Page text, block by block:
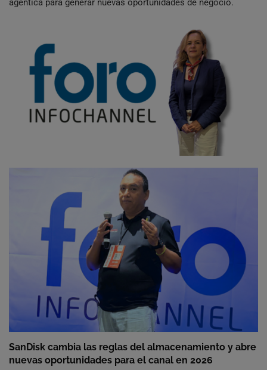
agéntica para generar nuevas oportunidades de negocio.
SanDisk cambia las reglas del almacenamiento y abre
nuevas oportunidades para el canal en 2026